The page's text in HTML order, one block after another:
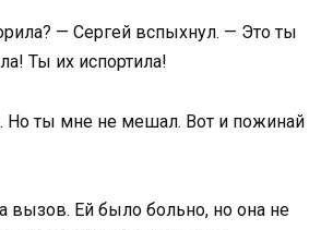
— Сергей вспыхнул. — Это ты
Ты их испортила!
ты мне не мешал. Вот и пожинай
вызов. Ей было больно, но она не